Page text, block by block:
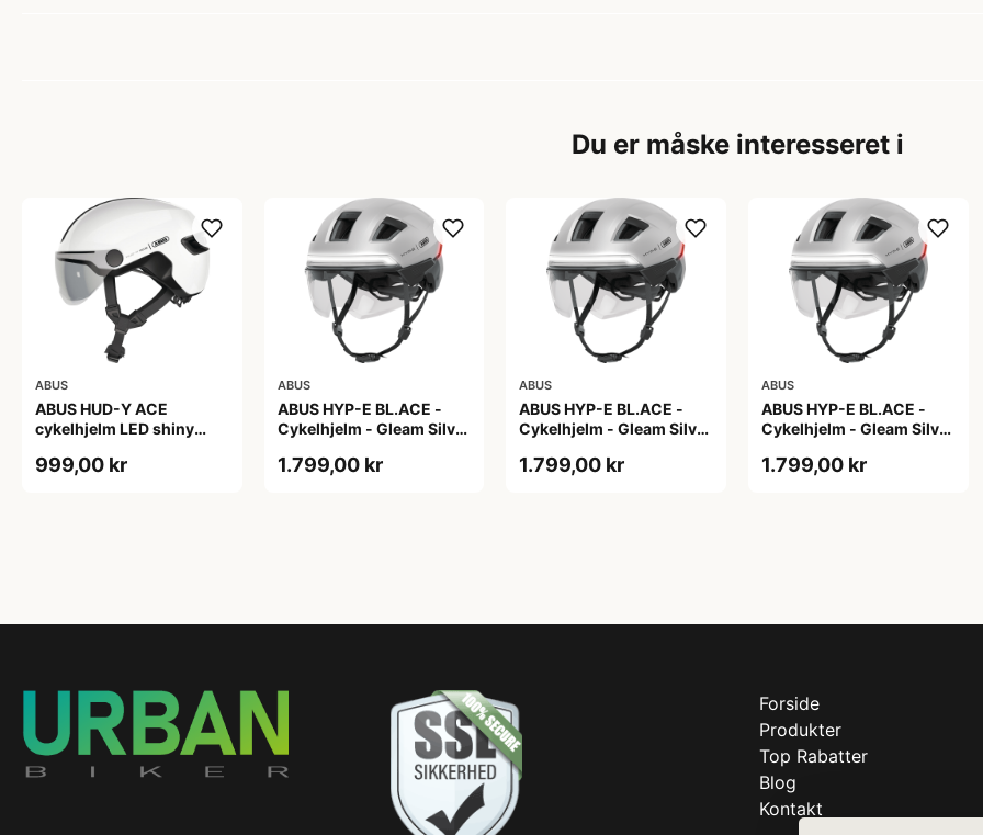
Du er måske interesseret i
ABUS
ABUS HUD-Y ACE
cykelhjelm LED shiny
999,00 kr
ABUS
ABUS HYP-E BL.ACE -
Cykelhjelm - Gleam Silver
1.799,00 kr
ABUS
ABUS HYP-E BL.ACE -
Cykelhjelm - Gleam Silver
1.799,00 kr
ABUS
ABUS HYP-E BL.ACE -
Cykelhjelm - Gleam Silver
1.799,00 kr
Forside
Produkter
Top Rabatter
Blog
Kontakt